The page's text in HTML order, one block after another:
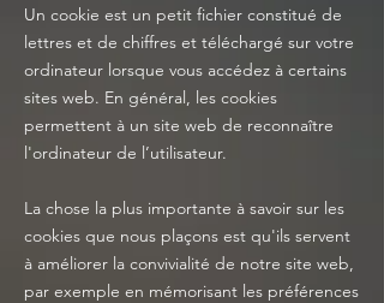
Un cookie est un petit fichier constitué de
lettres et de chiffres et téléchargé sur votre
ordinateur lorsque vous accédez à certains
sites web. En général, les cookies
permettent à un site web de reconnaître
l'ordinateur de l’utilisateur.
La chose la plus importante à savoir sur les
cookies que nous plaçons est qu'ils servent
à améliorer la convivialité de notre site web,
par exemple en mémorisant les préférences